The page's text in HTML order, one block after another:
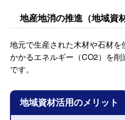
地産地消の推進（地域資
地元で生産された木材や石材
かかるエネルギー（CO2）を
です。
地域資材活用のメリット